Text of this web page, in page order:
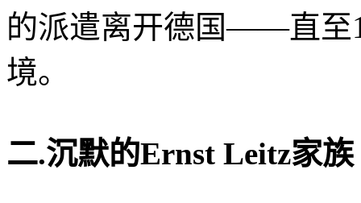
的派遣离开德国——直至
境。
二.沉默的Ernst Leitz家族